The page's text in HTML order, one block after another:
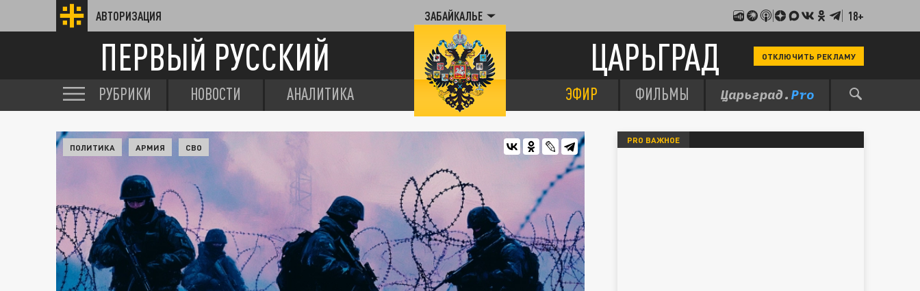
АВТОРИЗАЦИЯ ЗАБАЙКАЛЬЕ 18+
ПЕРВЫЙ РУССКИЙ ЦАРЬГРАД ОТКЛЮЧИТЬ РЕКЛАМУ
РУБРИКИ НОВОСТИ АНАЛИТИКА ЭФИР ФИЛЬМЫ
ПОЛИТИКА АРМИЯ СВО
PRO ВАЖНОЕ